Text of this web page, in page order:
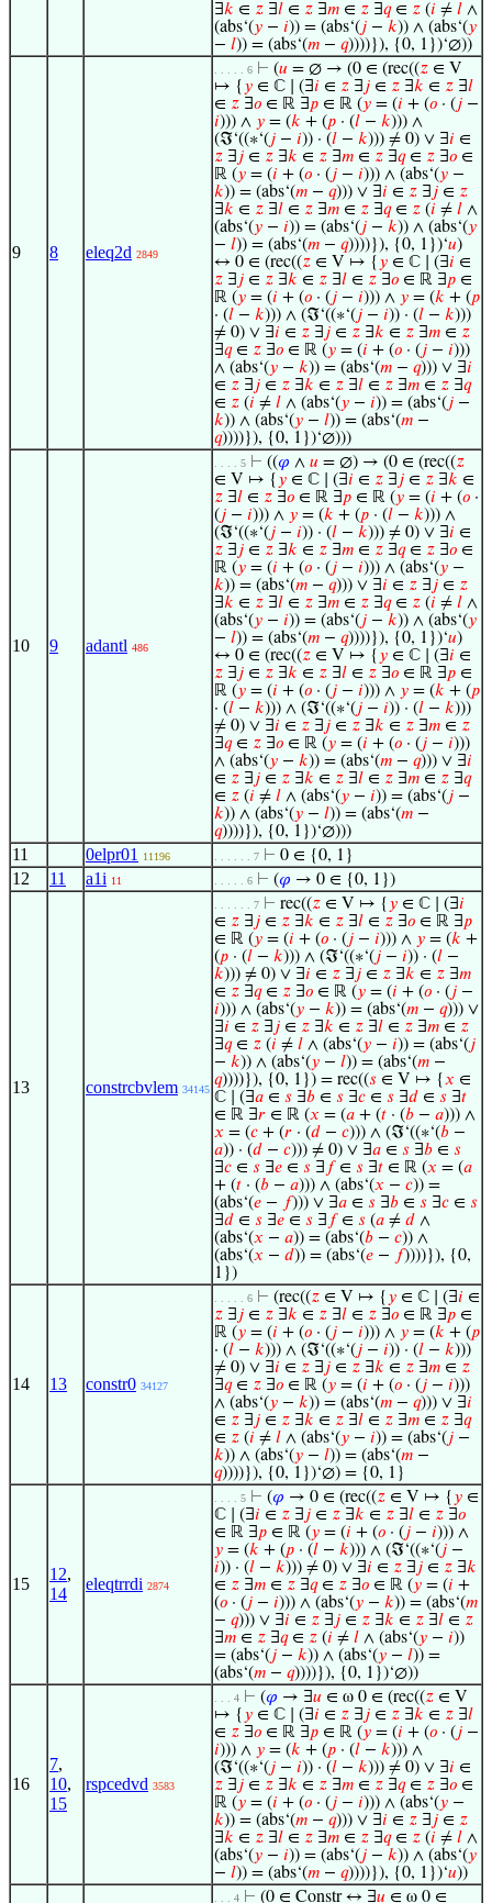
∃𝑘 ∈ 𝑧 ∃𝑙 ∈ 𝑧 ∃𝑚 ∈ 𝑧 ∃𝑞∈ 𝑧 (𝑖 ≠ 𝑙 ∧
(abs‘(𝑦 − 𝑖)) = (abs‘(𝑗 − 𝑘)) ∧ (abs‘(𝑦
− 𝑙)) = (abs‘(𝑚 − 𝑞))))}), {0, 1})‘∅))
9 8 eleq2d 2849
. . . . . 6 ⊢ (𝑢 = ∅ → (0 ∈ (rec((𝑧 ∈ V
↦ { 𝑦 ∈ ℂ ∣ (∃𝑖 ∈ 𝑧 ∃ 𝑗 ∈ 𝑧 ∃𝑘 ∈ 𝑧 ∃𝑙
∈ 𝑧 ∃𝑜 ∈ ℝ ∃𝑝 ∈ ℝ (𝑦 = (𝑖 + (𝑜 · (𝑗 −
𝑖))) ∧ 𝑦 = (𝑘 + (𝑝 · (𝑙 − 𝑘))) ∧
(ℑ‘((∗‘(𝑗 − 𝑖)) · (𝑙 − 𝑘))) ≠ 0) ∨ ∃𝑖 ∈
𝑧 ∃ 𝑗 ∈ 𝑧 ∃𝑘 ∈ 𝑧 ∃𝑚 ∈ 𝑧 ∃𝑞∈ 𝑧 ∃𝑜 ∈
ℝ (𝑦 = (𝑖 + (𝑜 · (𝑗 − 𝑖))) ∧ (abs‘(𝑦 −
𝑘)) = (abs‘(𝑚 − 𝑞))) ∨ ∃𝑖 ∈ 𝑧 ∃ 𝑗 ∈ 𝑧
∃𝑘 ∈ 𝑧 ∃𝑙 ∈ 𝑧 ∃𝑚 ∈ 𝑧 ∃𝑞∈ 𝑧 (𝑖 ≠ 𝑙 ∧
(abs‘(𝑦 − 𝑖)) = (abs‘(𝑗 − 𝑘)) ∧ (abs‘(𝑦
− 𝑙)) = (abs‘(𝑚 − 𝑞))))}), {0, 1})‘𝑢)
↔ 0 ∈ (rec((𝑧 ∈ V ↦ { 𝑦 ∈ ℂ ∣ (∃𝑖 ∈
𝑧 ∃ 𝑗 ∈ 𝑧 ∃𝑘 ∈ 𝑧 ∃𝑙 ∈ 𝑧 ∃𝑜 ∈ ℝ ∃𝑝 ∈
ℝ (𝑦 = (𝑖 + (𝑜 · (𝑗 − 𝑖))) ∧ 𝑦 = (𝑘 + (𝑝
· (𝑙 − 𝑘))) ∧ (ℑ‘((∗‘(𝑗 − 𝑖)) · (𝑙 − 𝑘)))
≠ 0) ∨ ∃𝑖 ∈ 𝑧 ∃ 𝑗 ∈ 𝑧 ∃𝑘 ∈ 𝑧 ∃𝑚 ∈ 𝑧
∃𝑞∈ 𝑧 ∃𝑜 ∈ ℝ (𝑦 = (𝑖 + (𝑜 · (𝑗 − 𝑖)))
∧ (abs‘(𝑦 − 𝑘)) = (abs‘(𝑚 − 𝑞))) ∨ ∃𝑖
∈ 𝑧 ∃ 𝑗 ∈ 𝑧 ∃𝑘 ∈ 𝑧 ∃𝑙 ∈ 𝑧 ∃𝑚 ∈ 𝑧 ∃𝑞
∈ 𝑧 (𝑖 ≠ 𝑙 ∧ (abs‘(𝑦 − 𝑖)) = (abs‘(𝑗 −
𝑘)) ∧ (abs‘(𝑦 − 𝑙)) = (abs‘(𝑚 −
𝑞))))}), {0, 1})‘∅)))
10 9 adantl 486
. . . . 5 ⊢ ((𝜑 ∧ 𝑢 = ∅) → (0 ∈ (rec((𝑧
∈ V ↦ { 𝑦 ∈ ℂ ∣ (∃𝑖 ∈ 𝑧 ∃ 𝑗 ∈ 𝑧 ∃𝑘 ∈
𝑧 ∃𝑙 ∈ 𝑧 ∃𝑜 ∈ ℝ ∃𝑝 ∈ ℝ (𝑦 = (𝑖 + (𝑜 ·
(𝑗 − 𝑖))) ∧ 𝑦 = (𝑘 + (𝑝 · (𝑙 − 𝑘))) ∧
(ℑ‘((∗‘(𝑗 − 𝑖)) · (𝑙 − 𝑘))) ≠ 0) ∨ ∃𝑖 ∈
𝑧 ∃ 𝑗 ∈ 𝑧 ∃𝑘 ∈ 𝑧 ∃𝑚 ∈ 𝑧 ∃𝑞∈ 𝑧 ∃𝑜 ∈
ℝ (𝑦 = (𝑖 + (𝑜 · (𝑗 − 𝑖))) ∧ (abs‘(𝑦 −
𝑘)) = (abs‘(𝑚 − 𝑞))) ∨ ∃𝑖 ∈ 𝑧 ∃ 𝑗 ∈ 𝑧
∃𝑘 ∈ 𝑧 ∃𝑙 ∈ 𝑧 ∃𝑚 ∈ 𝑧 ∃𝑞∈ 𝑧 (𝑖 ≠ 𝑙 ∧
(abs‘(𝑦 − 𝑖)) = (abs‘(𝑗 − 𝑘)) ∧ (abs‘(𝑦
− 𝑙)) = (abs‘(𝑚 − 𝑞))))}), {0, 1})‘𝑢)
↔ 0 ∈ (rec((𝑧 ∈ V ↦ { 𝑦 ∈ ℂ ∣ (∃𝑖 ∈
𝑧 ∃ 𝑗 ∈ 𝑧 ∃𝑘 ∈ 𝑧 ∃𝑙 ∈ 𝑧 ∃𝑜 ∈ ℝ ∃𝑝 ∈
ℝ (𝑦 = (𝑖 + (𝑜 · (𝑗 − 𝑖))) ∧ 𝑦 = (𝑘 + (𝑝
· (𝑙 − 𝑘))) ∧ (ℑ‘((∗‘(𝑗 − 𝑖)) · (𝑙 − 𝑘)))
≠ 0) ∨ ∃𝑖 ∈ 𝑧 ∃ 𝑗 ∈ 𝑧 ∃𝑘 ∈ 𝑧 ∃𝑚 ∈ 𝑧
∃𝑞∈ 𝑧 ∃𝑜 ∈ ℝ (𝑦 = (𝑖 + (𝑜 · (𝑗 − 𝑖)))
∧ (abs‘(𝑦 − 𝑘)) = (abs‘(𝑚 − 𝑞))) ∨ ∃𝑖
∈ 𝑧 ∃ 𝑗 ∈ 𝑧 ∃𝑘 ∈ 𝑧 ∃𝑙 ∈ 𝑧 ∃𝑚 ∈ 𝑧 ∃𝑞
∈ 𝑧 (𝑖 ≠ 𝑙 ∧ (abs‘(𝑦 − 𝑖)) = (abs‘(𝑗 −
𝑘)) ∧ (abs‘(𝑦 − 𝑙)) = (abs‘(𝑚 −
𝑞))))}), {0, 1})‘∅)))
11 0elpr01 11196 . . . . . . 7 ⊢ 0 ∈ {0, 1}
12 11 a1i 11 . . . . . 6 ⊢ (𝜑 → 0 ∈ {0, 1})
13 constrcbvlem 34145
. . . . . . 7 ⊢ rec((𝑧 ∈ V ↦ { 𝑦 ∈ ℂ ∣ (∃𝑖
∈ 𝑧 ∃ 𝑗 ∈ 𝑧 ∃𝑘 ∈ 𝑧 ∃𝑙 ∈ 𝑧 ∃𝑜 ∈ ℝ ∃𝑝
∈ ℝ (𝑦 = (𝑖 + (𝑜 · (𝑗 − 𝑖))) ∧ 𝑦 = (𝑘 +
(𝑝 · (𝑙 − 𝑘))) ∧ (ℑ‘((∗‘(𝑗 − 𝑖)) · (𝑙 −
𝑘))) ≠ 0) ∨ ∃𝑖 ∈ 𝑧 ∃ 𝑗 ∈ 𝑧 ∃𝑘 ∈ 𝑧 ∃𝑚
∈ 𝑧 ∃𝑞∈ 𝑧 ∃𝑜 ∈ ℝ (𝑦 = (𝑖 + (𝑜 · (𝑗 −
𝑖))) ∧ (abs‘(𝑦 − 𝑘)) = (abs‘(𝑚 − 𝑞))) ∨
∃𝑖 ∈ 𝑧 ∃ 𝑗 ∈ 𝑧 ∃𝑘 ∈ 𝑧 ∃𝑙 ∈ 𝑧 ∃𝑚 ∈ 𝑧
∃𝑞∈ 𝑧 (𝑖 ≠ 𝑙 ∧ (abs‘(𝑦 − 𝑖)) = (abs‘(𝑗
− 𝑘)) ∧ (abs‘(𝑦 − 𝑙)) = (abs‘(𝑚 −
𝑞))))}), {0, 1}) = rec((𝑠 ∈ V ↦ {𝑥 ∈
ℂ ∣ (∃𝑎 ∈ 𝑠 ∃𝑏 ∈ 𝑠 ∃𝑐 ∈ 𝑠 ∃𝑑 ∈ 𝑠 ∃𝑡
∈ ℝ ∃𝑟 ∈ ℝ (𝑥 = (𝑎 + (𝑡 · (𝑏 − 𝑎))) ∧
𝑥 = (𝑐 + (𝑟 · (𝑑 − 𝑐))) ∧ (ℑ‘((∗‘(𝑏 −
𝑎)) · (𝑑 − 𝑐))) ≠ 0) ∨ ∃𝑎 ∈ 𝑠 ∃𝑏 ∈ 𝑠
∃𝑐 ∈ 𝑠 ∃𝑒 ∈ 𝑠 ∃ 𝑓∈ 𝑠 ∃𝑡 ∈ ℝ (𝑥 = (𝑎
+ (𝑡 · (𝑏 − 𝑎))) ∧ (abs‘(𝑥 − 𝑐)) =
(abs‘(𝑒 − 𝑓))) ∨ ∃𝑎 ∈ 𝑠 ∃𝑏 ∈ 𝑠 ∃𝑐 ∈ 𝑠
∃𝑑 ∈ 𝑠 ∃𝑒 ∈ 𝑠 ∃ 𝑓∈ 𝑠 (𝑎 ≠ 𝑑 ∧
(abs‘(𝑥 − 𝑎)) = (abs‘(𝑏 − 𝑐)) ∧
(abs‘(𝑥 − 𝑑)) = (abs‘(𝑒 − 𝑓))))}), {0,
1})
14 13 constr0 34127
. . . . . 6 ⊢ (rec((𝑧 ∈ V ↦ { 𝑦 ∈ ℂ ∣ (∃𝑖 ∈
𝑧 ∃ 𝑗 ∈ 𝑧 ∃𝑘 ∈ 𝑧 ∃𝑙 ∈ 𝑧 ∃𝑜 ∈ ℝ ∃𝑝 ∈
ℝ (𝑦 = (𝑖 + (𝑜 · (𝑗 − 𝑖))) ∧ 𝑦 = (𝑘 + (𝑝
· (𝑙 − 𝑘))) ∧ (ℑ‘((∗‘(𝑗 − 𝑖)) · (𝑙 − 𝑘)))
≠ 0) ∨ ∃𝑖 ∈ 𝑧 ∃ 𝑗 ∈ 𝑧 ∃𝑘 ∈ 𝑧 ∃𝑚 ∈ 𝑧
∃𝑞∈ 𝑧 ∃𝑜 ∈ ℝ (𝑦 = (𝑖 + (𝑜 · (𝑗 − 𝑖)))
∧ (abs‘(𝑦 − 𝑘)) = (abs‘(𝑚 − 𝑞))) ∨ ∃𝑖
∈ 𝑧 ∃ 𝑗 ∈ 𝑧 ∃𝑘 ∈ 𝑧 ∃𝑙 ∈ 𝑧 ∃𝑚 ∈ 𝑧 ∃𝑞
∈ 𝑧 (𝑖 ≠ 𝑙 ∧ (abs‘(𝑦 − 𝑖)) = (abs‘(𝑗 −
𝑘)) ∧ (abs‘(𝑦 − 𝑙)) = (abs‘(𝑚 −
𝑞))))}), {0, 1})‘∅) = {0, 1}
15
12,
14
eleqtrrdi 2874
. . . . 5 ⊢ (𝜑 → 0 ∈ (rec((𝑧 ∈ V ↦ { 𝑦 ∈
ℂ ∣ (∃𝑖 ∈ 𝑧 ∃ 𝑗 ∈ 𝑧 ∃𝑘 ∈ 𝑧 ∃𝑙 ∈ 𝑧 ∃𝑜
∈ ℝ ∃𝑝 ∈ ℝ (𝑦 = (𝑖 + (𝑜 · (𝑗 − 𝑖))) ∧
𝑦 = (𝑘 + (𝑝 · (𝑙 − 𝑘))) ∧ (ℑ‘((∗‘(𝑗 −
𝑖)) · (𝑙 − 𝑘))) ≠ 0) ∨ ∃𝑖 ∈ 𝑧 ∃ 𝑗 ∈ 𝑧 ∃𝑘
∈ 𝑧 ∃𝑚 ∈ 𝑧 ∃𝑞∈ 𝑧 ∃𝑜 ∈ ℝ (𝑦 = (𝑖 +
(𝑜 · (𝑗 − 𝑖))) ∧ (abs‘(𝑦 − 𝑘)) = (abs‘(𝑚
− 𝑞))) ∨ ∃𝑖 ∈ 𝑧 ∃ 𝑗 ∈ 𝑧 ∃𝑘 ∈ 𝑧 ∃𝑙 ∈ 𝑧
∃𝑚 ∈ 𝑧 ∃𝑞∈ 𝑧 (𝑖 ≠ 𝑙 ∧ (abs‘(𝑦 − 𝑖))
= (abs‘(𝑗 − 𝑘)) ∧ (abs‘(𝑦 − 𝑙)) =
(abs‘(𝑚 − 𝑞))))}), {0, 1})‘∅))
16
7,
10,
15
rspcedvd 3583
. . . 4 ⊢ (𝜑 → ∃𝑢 ∈ ω 0 ∈ (rec((𝑧 ∈ V
↦ { 𝑦 ∈ ℂ ∣ (∃𝑖 ∈ 𝑧 ∃ 𝑗 ∈ 𝑧 ∃𝑘 ∈ 𝑧 ∃𝑙
∈ 𝑧 ∃𝑜 ∈ ℝ ∃𝑝 ∈ ℝ (𝑦 = (𝑖 + (𝑜 · (𝑗 −
𝑖))) ∧ 𝑦 = (𝑘 + (𝑝 · (𝑙 − 𝑘))) ∧
(ℑ‘((∗‘(𝑗 − 𝑖)) · (𝑙 − 𝑘))) ≠ 0) ∨ ∃𝑖 ∈
𝑧 ∃ 𝑗 ∈ 𝑧 ∃𝑘 ∈ 𝑧 ∃𝑚 ∈ 𝑧 ∃𝑞∈ 𝑧 ∃𝑜 ∈
ℝ (𝑦 = (𝑖 + (𝑜 · (𝑗 − 𝑖))) ∧ (abs‘(𝑦 −
𝑘)) = (abs‘(𝑚 − 𝑞))) ∨ ∃𝑖 ∈ 𝑧 ∃ 𝑗 ∈ 𝑧
∃𝑘 ∈ 𝑧 ∃𝑙 ∈ 𝑧 ∃𝑚 ∈ 𝑧 ∃𝑞∈ 𝑧 (𝑖 ≠ 𝑙 ∧
(abs‘(𝑦 − 𝑖)) = (abs‘(𝑗 − 𝑘)) ∧ (abs‘(𝑦
− 𝑙)) = (abs‘(𝑚 − 𝑞))))}), {0, 1})‘𝑢))
. . . 4 ⊢ (0 ∈ Constr ↔ ∃𝑢 ∈ ω 0 ∈